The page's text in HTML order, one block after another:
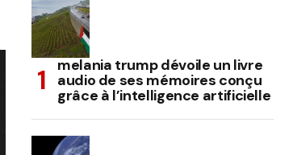
melania trump dévoile un livre
audio de ses mémoires conçu
grâce à l’intelligence artificielle